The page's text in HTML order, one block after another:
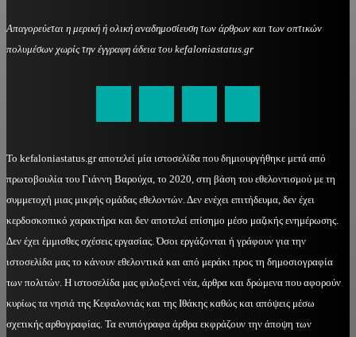
Απαγορεύεται η μερική ή ολική αναδημοσίευση των άρθρων και των οπτικών
πολυμέσων χωρίς την έγγραφη άδεια του kefaloniastatus.gr
Το kefaloniastatus.gr αποτελεί μία ιστοσελίδα που δημιουργήθηκε μετά από
πρωτοβουλία του Γιάννη Βαρούχα, το 2020, στη βάση του εθελοντισμού με τη
συμμετοχή μιας μικρής ομάδας εθελοντών. Δεν ενέχει επιτήδευμα, δεν έχει
κερδοσκοπικό χαρακτήρα και δεν αποτελεί επίσημο μέσο μαζικής ενημέρωσης.
Δεν έχει έμμισθες σχέσεις εργασίας. Όσοι εργάζονται ή γράφουν για την
ιστοσελίδα μας το κάνουν εθελοντικά και από μεράκι προς τη δημοσιογραφία
των πολιτών. Η ιστοσελίδα μας φιλοξενεί νέα, άρθρα και δρώμενα που αφορούν
κυρίως τα νησιά της Κεφαλονιάς και της Ιθάκης καθώς και απόψεις μέσω
σχετικής αρθογραφίας. Τα ενυπόγραφα άρθρα εκφράζουν την άποψη των